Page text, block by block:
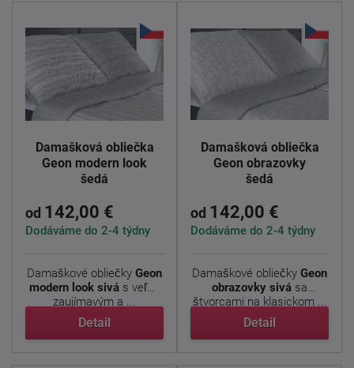
Damašková obliečka
Geon modern look
šedá
od 142,00 €
Dodáváme do 2-4 týdny
Damaškové obliečky Geon
modern look sivá s veľmi
zaujímavým a ...
Detail
Damašková obliečka
Geon obrazovky
šedá
od 142,00 €
Dodáváme do 2-4 týdny
Damaškové obliečky Geon
obrazovky sivá sa
štvorcami na klasickom ...
Detail